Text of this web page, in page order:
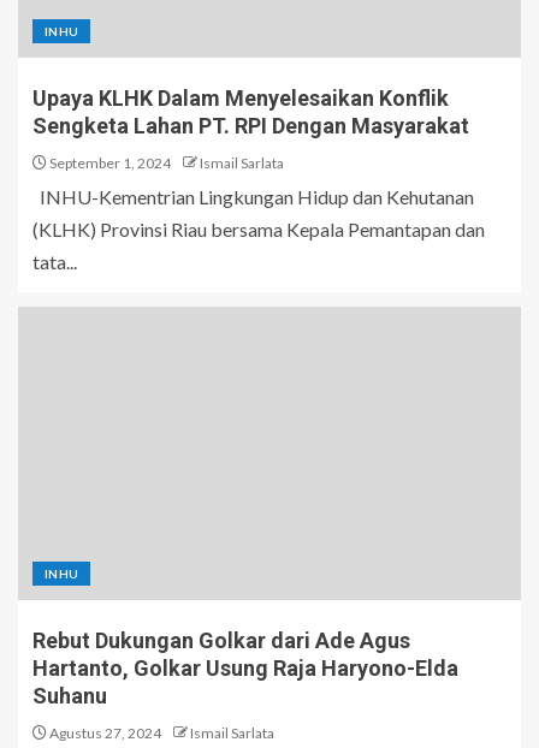
INHU
Upaya KLHK Dalam Menyelesaikan Konflik
Sengketa Lahan PT. RPI Dengan Masyarakat
September 1, 2024 Ismail Sarlata
INHU-Kementrian Lingkungan Hidup dan Kehutanan
(KLHK) Provinsi Riau bersama Kepala Pemantapan dan
tata...
INHU
Rebut Dukungan Golkar dari Ade Agus
Hartanto, Golkar Usung Raja Haryono-Elda
Suhanu
Agustus 27, 2024 Ismail Sarlata